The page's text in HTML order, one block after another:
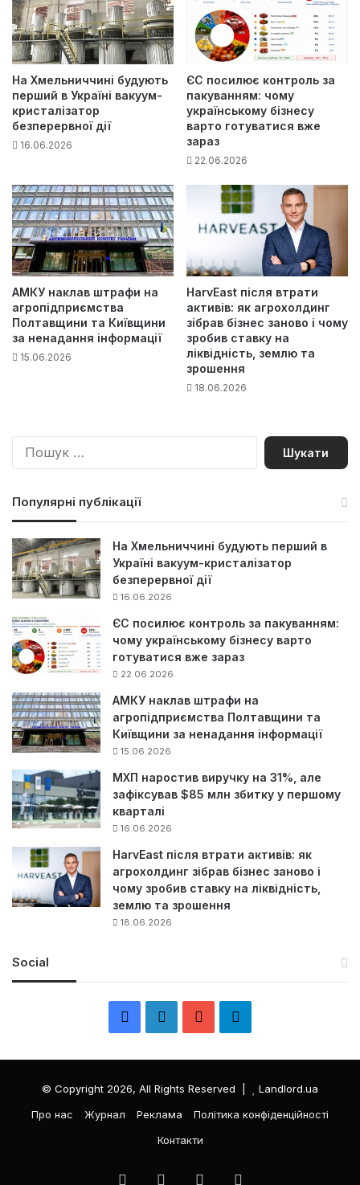
На Хмельниччині будують
перший в Україні вакуум-
кристалізатор
безперервної дії
16.06.2026
ЄС посилює контроль за
пакуванням: чому
українському бізнесу
варто готуватися вже
зараз
22.06.2026
АМКУ наклав штрафи на
агропідприємства
Полтавщини та Київщини
за ненадання інформації
15.06.2026
HarvEast після втрати
активів: як агрохолдинг
зібрав бізнес заново і чому
зробив ставку на
ліквідність, землю та
зрошення
18.06.2026
П
Популярні публікації
На Хмельниччині будують перший в
Україні вакуум-кристалізатор
безперервної дії
16.06.2026
ЄС посилює контроль за пакуванням:
чому українському бізнесу варто
готуватися вже зараз
22.06.2026
АМКУ наклав штрафи на
агропідприємства Полтавщини та
Київщини за ненадання інформації
15.06.2026
МХП наростив виручку на 31%, але
зафіксував $85 млн збитку у першому
кварталі
16.06.2026
HarvEast після втрати активів: як
агрохолдинг зібрав бізнес заново і
чому зробив ставку на ліквідність,
землю та зрошення
18.06.2026
Social
e
k
e
T
л
е
р
© Copyright 2026, All Rights Reserved |
Landlord.ua
Про нас
Журнал Реклама
Політика конфіденційності
Контакти
FacebookLinkedInYouTube